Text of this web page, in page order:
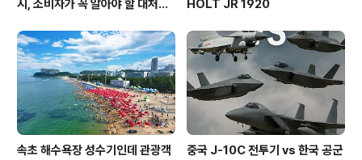
시, 소비자가 꼭 알아야 할 대처법
HOLT JR 1920
속초 해수욕장 성수기인데 관광객
중국 J-10C 전투기 vs 한국 공군